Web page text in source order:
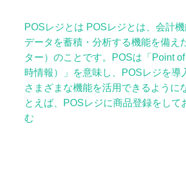
POSレジとは POSレジとは、会計
データを蓄積・分析する機能を備え
ター）のことです。POSは「Point
時情報）」を意味し、POSレジを導
さまざまな機能を活用できるように
とえば、POSレジに商品登録をし
む